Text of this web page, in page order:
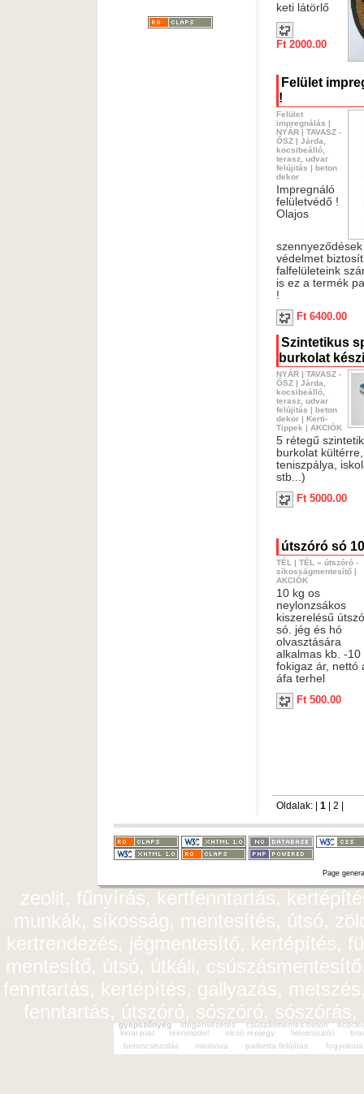
keti látörlő
Ft 2000.00
Felület
!
Felület
impregnálás |
NYÁR| TAVASZ -
ŐSZ| Járda,
kocsibeálló,
terasz, udvar
felújitás | beton
dekor
Impregnáló
felületvédő !
Olajos
védelmet
falfelületeink
is ez a termék
!
Ft 6400.00
Szintetikus
burkolat
NYÁR| TAVASZ -
ŐSZ| Járda,
kocsibeálló,
terasz, udvar
felújitás | beton
dekor| Kerti-
Tippek | AKCIÓK
5 rétegű
burkolat
teniszpálya,
stb...)
Ft 5000.00
útszóró só
TÉL | TÉL » útszóró -
síkosságmentesítő|
AKCIÓK
10 kg os
neylonzsákos
kiszerelésű
só. jég és hó
olvasztására
alkalmas kb. -10
fokigaz ár, nettó
áfa terhel
Ft 500.00
Oldalak: | 1| 2
Page
zeolit, fűnyírás, kertfenntartás,
munkák, síkosság, mentesítés, útsó,
kertrendezés, jégmentesítő, kertépítés,
mentesítő, útsó, útkáli,
fenntartás, kertépítés, gallyazás,
fenntartás, útszóró, sószóró,
gyepszőnyeg idegenvezetés csúszásmentes beton
kinai piac
teenmodel olcsó repjegy betoncsiszoló
betoncsiszolás
mininova parketta felújítás fogyokura